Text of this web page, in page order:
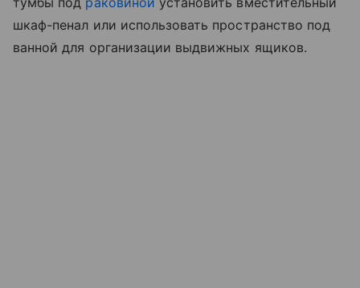
шкаф-пенал или использовать пространство под
ванной для организации выдвижных ящиков.